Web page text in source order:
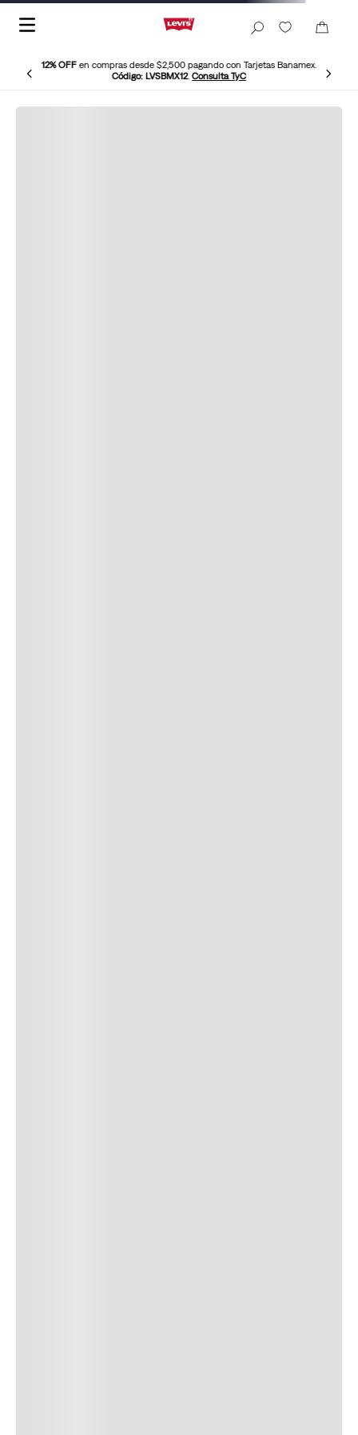
12% OFFen compras desde $2,500 pagando con Tarjetas Banamex.
Código: LVSBMX12. Consulta TyC